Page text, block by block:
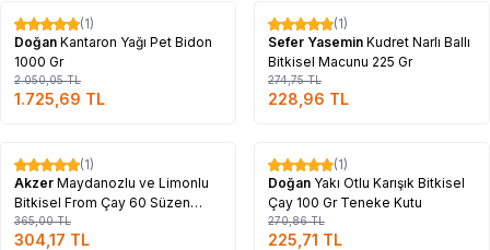
%16
(1)
Doğan Kantaron Yağı Pet Bidon
1000 Gr
2.050,05TL
1.725,69 TL
%17
(1)
Sefer Yasemin Kudret Narlı Ballı
Bitkisel Macunu 225 Gr
274,75TL
228,96 TL
%17
(1)
Akzer Maydanozlu ve Limonlu
Bitkisel From Çay 60 Süzen
Poşet
365,00TL
304,17 TL
%17
(1)
Doğan Yakı Otlu Karışık Bitkisel
Çay 100 Gr Teneke Kutu
270,86TL
225,71 TL